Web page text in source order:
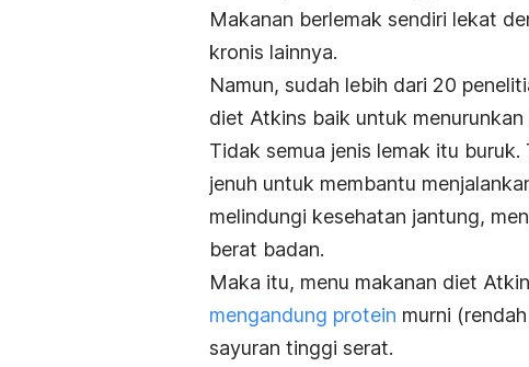
Makanan berlemak sendiri lekat
kronis lainnya.
Namun, sudah lebih dari 20
diet Atkins baik untuk
Tidak semua jenis lemak itu
jenuh untuk membantu
melindungi kesehatan jantung,
berat badan.
Maka itu, menu makanan diet
mengandung protein murni
sayuran tinggi serat.